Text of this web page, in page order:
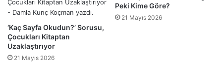
‘Kaç Sayfa Okudun?’ Sorusu,
Çocukları Kitaptan
Uzaklaştırıyor
21 Mayıs 2026
Peki Kime Göre?
21 Mayıs 2026